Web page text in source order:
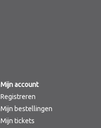
Mijn account
Registreren
Mijn bestellingen
Mijn tickets